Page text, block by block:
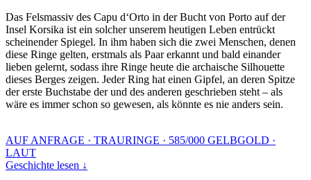
Das Felsmassiv des Capu d‘Orto in der Bucht von Porto auf der
Insel Korsika ist ein solcher unserem heutigen Leben entrückt
scheinender Spiegel. In ihm haben sich die zwei Menschen, denen
diese Ringe gelten, erstmals als Paar erkannt und bald einander
lieben gelernt, sodass ihre Ringe heute die archaische Silhouette
dieses Berges zeigen. Jeder Ring hat einen Gipfel, an deren Spitze
der erste Buchstabe der und des anderen geschrieben steht – als
wäre es immer schon so gewesen, als könnte es nie anders sein.
AUF ANFRAGE · TRAURINGE · 585/000 GELBGOLD ·
LAUT
Geschichte lesen ↓